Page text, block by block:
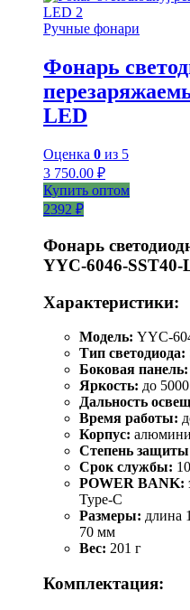
Ручные фонари
Фонарь
LED
Оценка 0 из 5
3 750.00 ₽
Купить оптом
2392 ₽
Фонарь
YYC-6046-SST40-
Характеристики:
Модель: YYC-
Тип светодиода:
Боковая панель:
Яркость: до
Дальность
Время работы:
Корпус:
Степень
Срок службы:
POWER BANK:
Type-C
Размеры: длина
70 мм
Вес: 201 г
Комплектация: